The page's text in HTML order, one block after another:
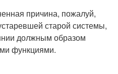
причина, пожалуй,
старой системы,
должным образом
функциями.